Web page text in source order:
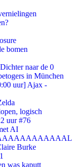
bomen
naar de 0
in München
uur] Ajax -
logisch
uur #76
AI
Burke
was kaputt